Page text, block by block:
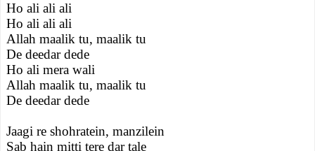
Ho ali ali ali
Ho ali ali ali
Allah maalik tu, maalik tu
De deedar dede
Ho ali mera wali
Allah maalik tu, maalik tu
De deedar dede
Jaagi re shohratein, manzilein
Sab hain mitti tere dar tale